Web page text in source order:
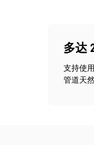
多达
支持使
管道天